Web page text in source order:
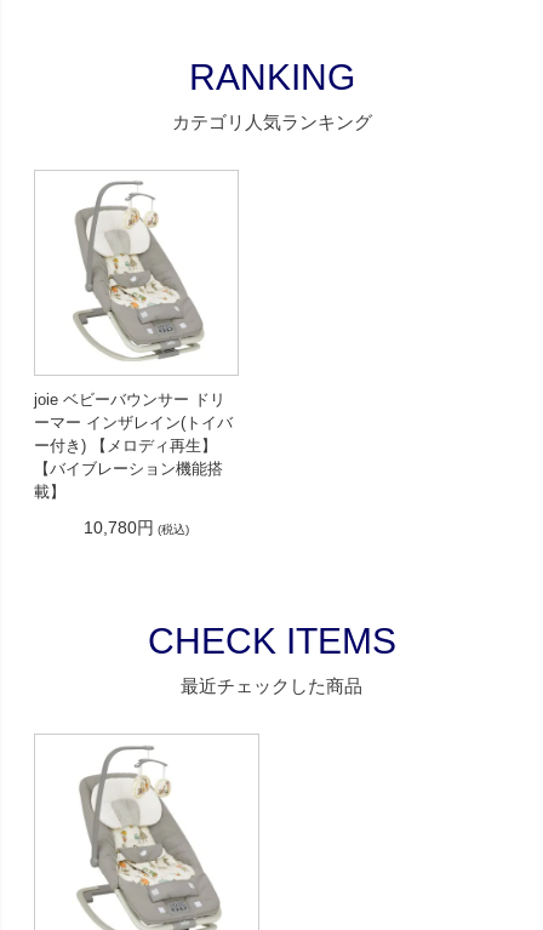
RANKING
カテゴリ人気ランキング
joie ベビーバウンサー ドリ
ーマー インザレイン(トイバ
ー付き) 【メロディ再生】
【バイブレーション機能搭
載】
10,780円 (税込)
CHECK ITEMS
最近チェックした商品